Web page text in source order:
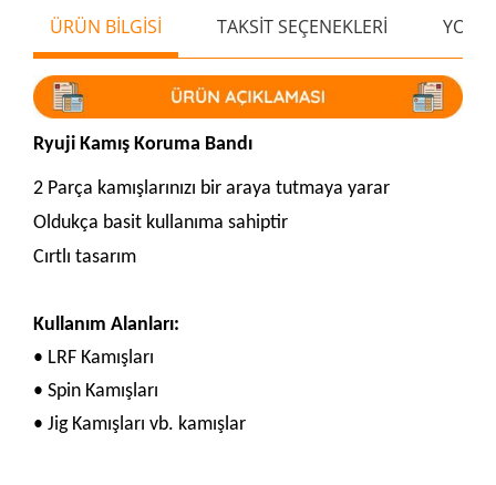
ÜRÜN BİLGİSİ TAKSİT SEÇENEKLERİ
Ryuji Kamış Koruma Bandı
2 Parça kamışlarınızı bir araya tutmaya yarar
Oldukça basit kullanıma sahiptir
Cırtlı tasarım
Kullanım Alanları:
• LRF Kamışları
• Spin Kamışları
• Jig Kamışları vb. kamışlar